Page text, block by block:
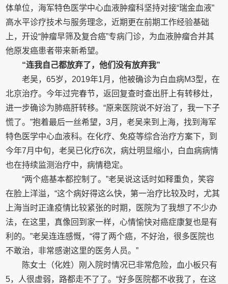
体单位，海军特色医学中心血液肿瘤科坚持对接“瑞金血液”
高水平诊疗技术与服务理念，近期更在前期工作经验基础
上，开设“肿瘤早筛及复合癌”专病门诊，为血液肿瘤合并其
他原发癌患者带来新希望。
“连我自己都放弃了，他们没有放弃我”
老吴，65岁，2019年1月，他被确诊为白血病M3型，在
北京治疗。今年过完春节，返回复查时查出肝上有转移灶，
进一步确诊为肺癌肝转移。“原来医院说不好治了，我一下子
慌了。”抱着最后一丝希望，3月，老吴来到上海，找到海军
特色医学中心血液科。在化疗、免疫等综合治疗方案下，到
今年7月中旬，老吴已化疗6次，病灶明显缩小，白血病病情
也在持续监测治疗中，病情稳定。
“两个癌基本都控制了。”老吴说这话时如释重负，笑容
在脸上洋溢，“这个病好得这么快，第一治疗比较及时，尤其
上海当时正逢疫情比较紧张的时期，医院为了我想了不少办
法，在这里，真像回到家一样，心情愉快对癌症康复也是有
利的。”老吴连连感慨，“得了两个癌，不好治，很多医院也
不敢治，非常感谢这里的医务人员。”
陈女士（化姓）刚入院时情况已非常危险，血小板只有
5，人很虚弱，路都走不了了。“好多医院都不收我了，在这